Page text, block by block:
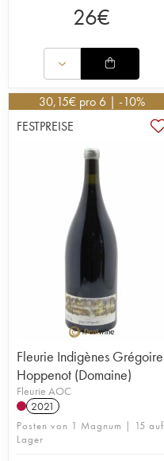
26€
30,15€ pro 6 | -10%
FESTPREISE
Fleurie Indigènes Grégoire
Hoppenot (Domaine)
Fleurie AOC
2021
Posten von 1 Magnum | 15 auf
Lager